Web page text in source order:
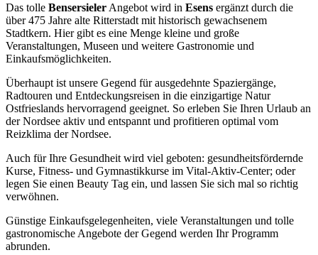
Das tolle Bensersieler Angebot wird in Esens ergänzt durch die
über 475 Jahre alte Ritterstadt mit historisch gewachsenem
Stadtkern. Hier gibt es eine Menge kleine und große
Veranstaltungen, Museen und weitere Gastronomie und
Einkaufsmöglichkeiten.
Überhaupt ist unsere Gegend für ausgedehnte Spaziergänge,
Radtouren und Entdeckungsreisen in die einzigartige Natur
Ostfrieslands hervorragend geeignet. So erleben Sie Ihren Urlaub an
der Nordsee aktiv und entspannt und profitieren optimal vom
Reizklima der Nordsee.
Auch für Ihre Gesundheit wird viel geboten: gesundheitsfördernde
Kurse, Fitness- und Gymnastikkurse im Vital-Aktiv-Center; oder
legen Sie einen Beauty Tag ein, und lassen Sie sich mal so richtig
verwöhnen.
Günstige Einkaufsgelegenheiten, viele Veranstaltungen und tolle
gastronomische Angebote der Gegend werden Ihr Programm
abrunden.